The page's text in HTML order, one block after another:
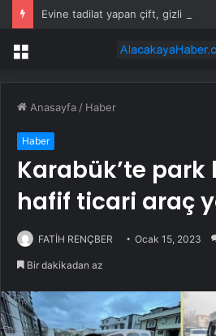
Menü
Anasayfa / Haber
Haber
Karabük’te
hafif ticari araç
FATİH RENÇBER Ocak 15, 2023
Bir dakikadan az